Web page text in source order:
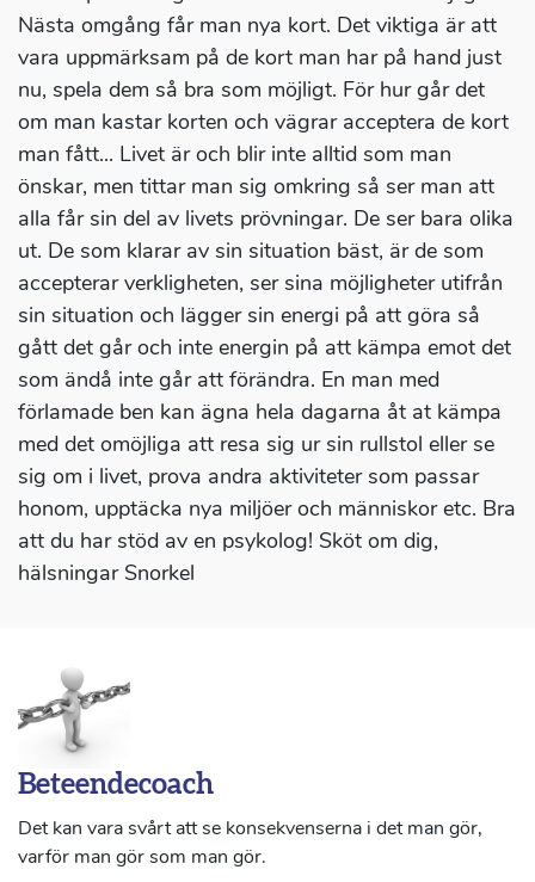
Nästa omgång får man nya kort. Det viktiga är att
vara uppmärksam på de kort man har på hand just
nu, spela dem så bra som möjligt. För hur går det
om man kastar korten och vägrar acceptera de kort
man fått... Livet är och blir inte alltid som man
önskar, men tittar man sig omkring så ser man att
alla får sin del av livets prövningar. De ser bara olika
ut. De som klarar av sin situation bäst, är de som
accepterar verkligheten, ser sina möjligheter utifrån
sin situation och lägger sin energi på att göra så
gått det går och inte energin på att kämpa emot det
som ändå inte går att förändra. En man med
förlamade ben kan ägna hela dagarna åt at kämpa
med det omöjliga att resa sig ur sin rullstol eller se
sig om i livet, prova andra aktiviteter som passar
honom, upptäcka nya miljöer och människor etc. Bra
att du har stöd av en psykolog! Sköt om dig,
hälsningar Snorkel
Beteendecoach
Det kan vara svårt att se konsekvenserna i det man gör,
varför man gör som man gör.